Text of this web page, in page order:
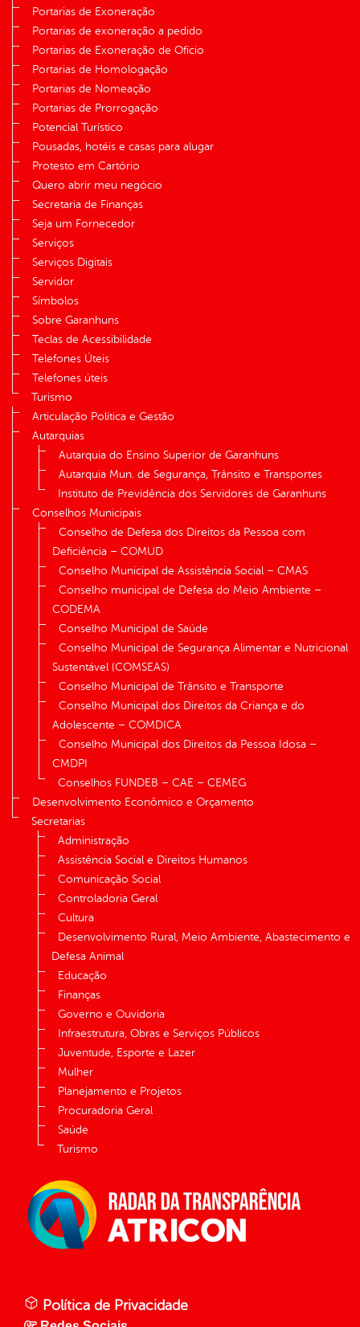
Portarias de Exoneração
Portarias de exoneração a pedido
Portarias de Exoneração de Ofício
Portarias de Homologação
Portarias de Nomeação
Portarias de Prorrogação
Potencial Turístico
Pousadas, hotéis e casas para alugar
Protesto em Cartório
Quero abrir meu negócio
Secretaria de Finanças
Seja um Fornecedor
Serviços
Serviços Digitais
Servidor
Símbolos
Sobre Garanhuns
Teclas de Acessibilidade
Telefones Úteis
Telefones úteis
Turismo
Articulação Política e Gestão
Autarquias
Autarquia do Ensino Superior de Garanhuns
Autarquia Mun. de Segurança, Trânsito e Transportes
Instituto de Previdência dos Servidores de Garanhuns
Conselhos Municipais
Conselho de Defesa dos Direitos da Pessoa com
Deficiência – COMUD
Conselho Municipal de Assistência Social – CMAS
Conselho municipal de Defesa do Meio Ambiente –
CODEMA
Conselho Municipal de Saúde
Conselho Municipal de Segurança Alimentar e Nutricional
Sustentável (COMSEAS)
Conselho Municipal de Trânsito e Transporte
Conselho Municipal dos Direitos da Criança e do
Adolescente – COMDICA
Conselho Municipal dos Direitos da Pessoa Idosa –
CMDPI
Conselhos FUNDEB – CAE – CEMEG
Desenvolvimento Econômico e Orçamento
Secretarias
Administração
Assistência Social e Direitos Humanos
Comunicação Social
Controladoria Geral
Cultura
Desenvolvimento Rural, Meio Ambiente, Abastecimento e
Defesa Animal
Educação
Finanças
Governo e Ouvidoria
Infraestrutura, Obras e Serviços Públicos
Juventude, Esporte e Lazer
Mulher
Planejamento e Projetos
Procuradoria Geral
Saúde
Turismo
Política de Privacidade